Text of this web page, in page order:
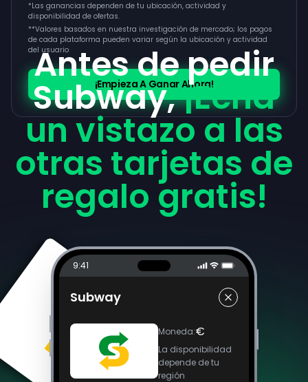
*Las ganancias dependen de tu ubicación, actividad y
disponibilidad de ofertas.
**Valores basados en nuestra investigación de mercado; los pagos
de cada plataforma pueden variar según la ubicación y actividad
del usuario
¡Empieza A Ganar Ahora!
Antes de pedir
Subway,¡Echa
un vistazo a las
otras tarjetas de
regalo gratis!
9:41
Subway
Moneda:€
La disponibilidad
depende de tu
región